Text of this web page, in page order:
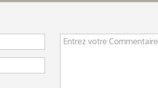
Entrez votre Commentaire